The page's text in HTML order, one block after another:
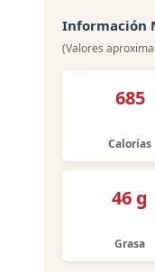
Información
(Valores
685
Calorías
46 g
Grasa